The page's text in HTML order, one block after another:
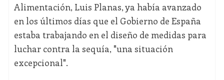
Alimentación, Luis Planas, ya había avanzado
en los últimos días que el Gobierno de España
estaba trabajando en el diseño de medidas para
luchar contra la sequía, "una situación
excepcional".